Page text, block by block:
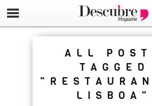
google-site-
ALL
TAGGED
LISBOA"